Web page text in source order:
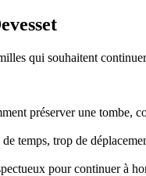
qui souhaitent
préserver une tombe,
temps, trop de
pour continuer à